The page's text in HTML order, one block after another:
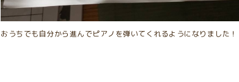
おうちでも自分から進んでピアノを弾いてくれるようになりました！